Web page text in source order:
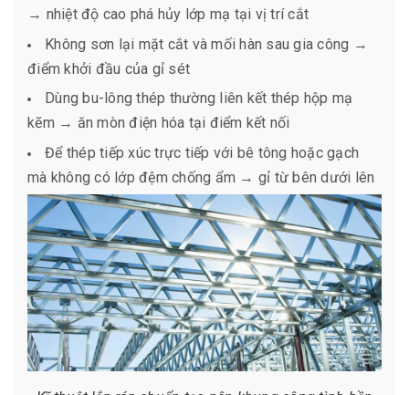
→ nhiệt độ cao phá hủy lớp mạ tại vị trí cắt
Không sơn lại mặt cắt và mối hàn sau gia công →
điểm khởi đầu của gỉ sét
Dùng bu-lông thép thường liên kết thép hộp mạ
kẽm → ăn mòn điện hóa tại điểm kết nối
Để thép tiếp xúc trực tiếp với bê tông hoặc gạch
mà không có lớp đệm chống ẩm → gỉ từ bên dưới lên